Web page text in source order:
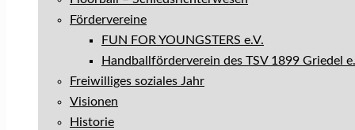
Fördervereine
FUN FOR YOUNGSTERS e.V.
Handballförderverein des TSV 1899 Griedel
Freiwilliges soziales Jahr
Visionen
Historie